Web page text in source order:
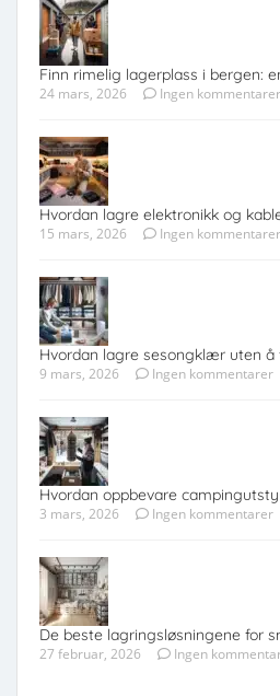
Finn rimelig lagerplass i bergen:
24 mars, 2026 Ingen kommentarer
Hvordan lagre elektronikk og
15 mars, 2026 Ingen kommentarer
Hvordan lagre sesongklær uten å
9 mars, 2026 Ingen kommentarer
Hvordan oppbevare
3 mars, 2026 Ingen kommentarer
De beste lagringsløsningene for
27 februar, 2026 Ingen